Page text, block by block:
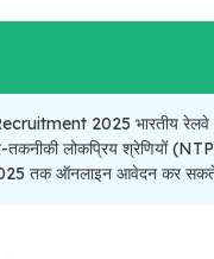
2025 भारतीय रेलवे
लोकप्रिय श्रेणियों
तक ऑनलाइन आवेदन कर